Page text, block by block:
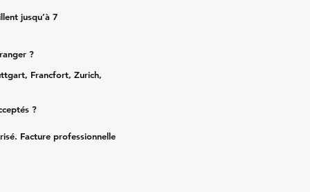
jusqu’à 7
?
Francfort, Zurich,
?
Facture professionnelle